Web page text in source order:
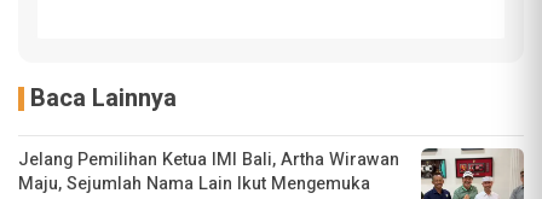
Baca Lainnya
Jelang Pemilihan Ketua IMI Bali, Artha Wirawan
Maju, Sejumlah Nama Lain Ikut Mengemuka